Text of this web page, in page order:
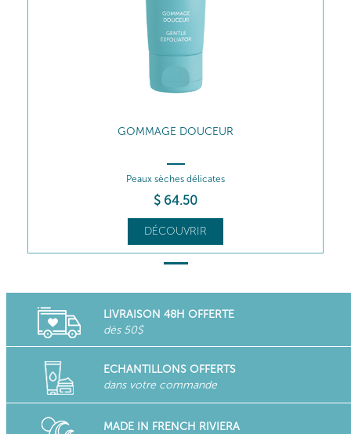
GOMMAGE DOUCEUR
Peaux sèches délicates
$ 64.50
DÉCOUVRIR
LIVRAISON 48H OFFERTE
dès 50$
ECHANTILLONS OFFERTS
dans votre commande
MADE IN FRENCH RIVIERA